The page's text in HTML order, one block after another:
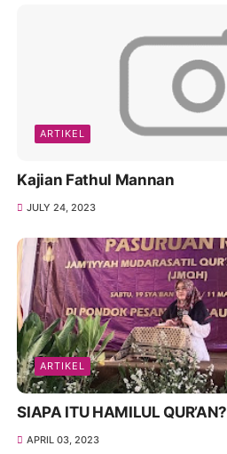
ARTIKEL
Kajian Fathul Mannan
JULY 24, 2023
ARTIKEL
SIAPA ITU HAMILUL QUR’AN?
APRIL 03, 2023